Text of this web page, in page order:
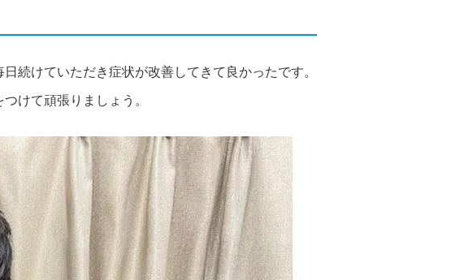
続けていただき症状が改善してきて良かったです。
けて頑張りましょう。